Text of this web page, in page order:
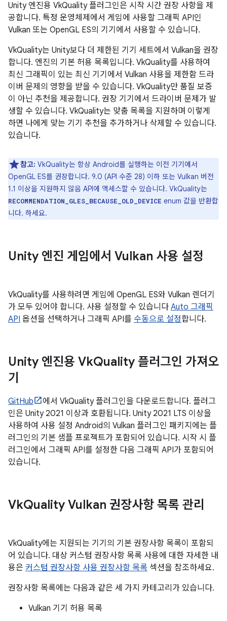
Unity 엔진용 VkQuality 플러그인은 시작 시간 권장 사항을 제
공합니다. 특정 운영체제에서 게임에 사용할 그래픽 API인
Vulkan 또는 OpenGL ES의 기기에서 사용할 수 있습니다.
VkQuality는 Unity보다 더 제한된 기기 세트에서 Vulkan을 권장
합니다. 엔진의 기본 허용 목록입니다. VkQuality를 사용하여
최신 그래픽이 있는 최신 기기에서 Vulkan 사용을 제한함 드라
이버 문제의 영향을 받을 수 있습니다. VkQuality만 품질 보증
이 아닌 추천을 제공합니다. 권장 기기에서 드라이버 문제가 발
생할 수 있습니다. VkQuality는 맞춤 목록을 지원하며 이렇게
하면 나에게 맞는 기기 추천을 추가하거나 삭제할 수 있습니다.
있습니다.
참고: VkQuality는 항상 Android를 실행하는 이전 기기에서
OpenGL ES를 권장합니다. 9.0 (API 수준 28) 이하 또는 Vulkan 버전
1.1 이상을 지원하지 않음 API에 액세스할 수 있습니다. VkQuality는
RECOMMENDATION_GLES_BECAUSE_OLD_DEVICE enum 값을 반환합
니다. 하세요.
Unity 엔진 게임에서 Vulkan 사용 설정
VkQuality를 사용하려면 게임에 OpenGL ES와 Vulkan 렌더기
가 모두 있어야 합니다. 사용 설정할 수 있습니다 Auto 그래픽
API 옵션을 선택하거나 그래픽 API를 수동으로 설정합니다.
Unity 엔진용 VkQuality 플러그인 가져오
기
GitHub
에서 VkQuality 플러그인을 다운로드합니다. 플러그
인은 Unity 2021 이상과 호환됩니다. Unity 2021 LTS 이상을
사용하여 사용 설정 Android의 Vulkan 플러그인 패키지에는 플
러그인의 기본 샘플 프로젝트가 포함되어 있습니다. 시작 시 플
러그인에서 그래픽 API를 설정한 다음 그래픽 API가 포함되어
있습니다.
VkQuality Vulkan 권장사항 목록 관리
VkQuality에는 지원되는 기기의 기본 권장사항 목록이 포함되
어 있습니다. 대상 커스텀 권장사항 목록 사용에 대한 자세한 내
용은 커스텀 권장사항 사용 권장사항 목록 섹션을 참조하세요.
권장사항 목록에는 다음과 같은 세 가지 카테고리가 있습니다.
Vulkan 기기 허용 목록